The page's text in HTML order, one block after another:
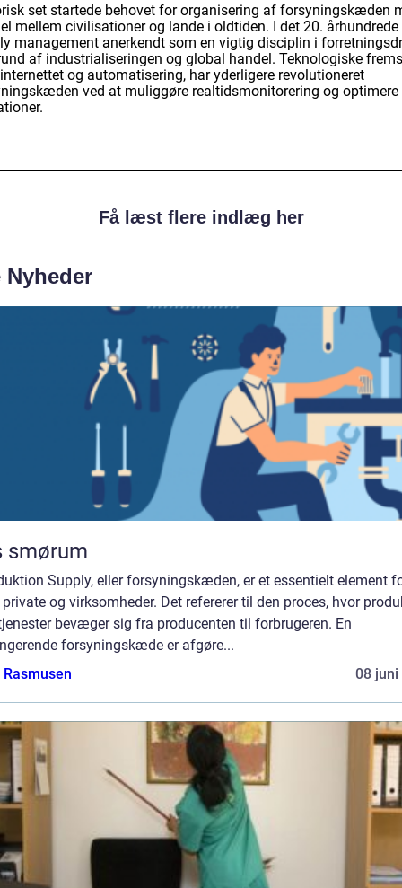
set startede behovet for organisering af forsyningskæden
mellem civilisationer og lande i oldtiden. I det 20. århundrede
management anerkendt som en vigtig disciplin i
af industrialiseringen og global handel. Teknologiske
og automatisering, har yderligere revolutioneret
ved at muliggøre realtidsmonitorering og optimere
Få læst flere indlæg her
Nyheder
smørum
Supply, eller forsyningskæden, er et essentielt element
og virksomheder. Det refererer til den proces, hvor
bevæger sig fra producenten til forbrugeren. En
forsyningskæde er afgøre...
08 juni